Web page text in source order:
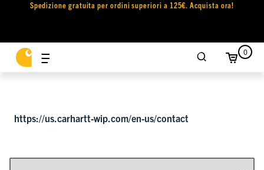
Spedizione gratuita per ordini superiori a 125€. Acquista ora!
0
https://us.carhartt-wip.com/en-us/contact